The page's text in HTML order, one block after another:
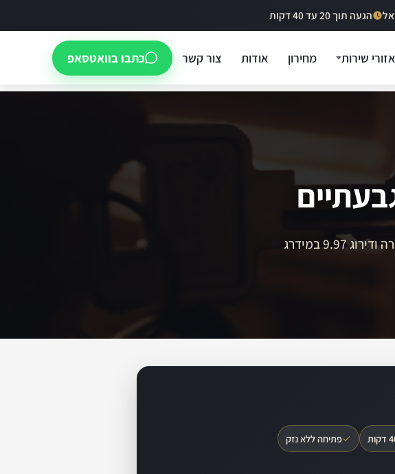
הגעה תוך 20 עד 40 דקות
אזורי שירות מחירון אודות צור קשר כתבו בוואטסאפ
במידרג
פתיחה ללא נזק